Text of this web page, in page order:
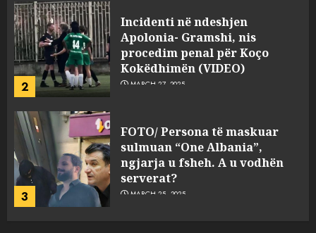
3
FOTO/ Persona të maskuar
sulmuan “One Albania”,
ngjarja u fsheh. A u vodhën
serverat?
MARCH 25, 2025
4
Prokuroria jep pretencën, ja
çfarë dënimi kërkon për
Mariela dhe Antonela
Berishën
MARCH 25, 2025